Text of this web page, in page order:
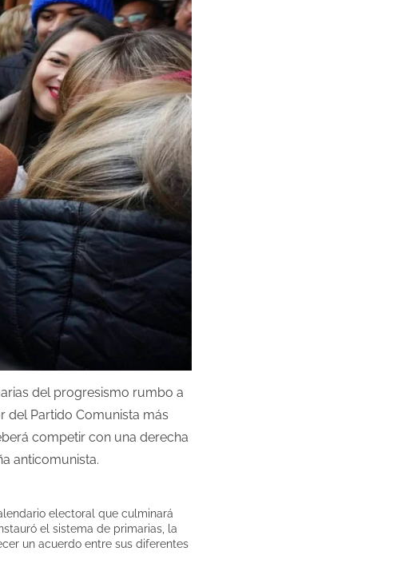
del progresismo rumbo a
del Partido Comunista más
competir con una derecha
anticomunista.
electoral que culminará
el sistema de primarias, la
un acuerdo entre sus diferentes